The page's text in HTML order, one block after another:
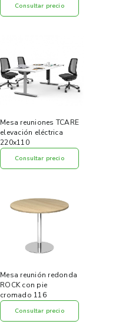
Consultar precio
Mesa reuniones TCARE
elevación eléctrica
220x110
Consultar precio
Mesa reunión redonda
ROCK con pie
cromado 116
Consultar precio